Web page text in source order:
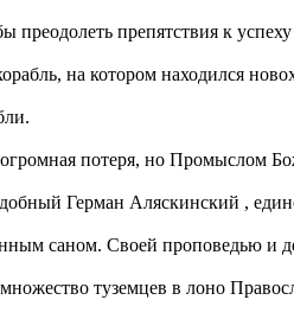
преодолеть препятствия к
на котором находился
потеря, но Промыслом
Герман Аляскинский ,
саном. Своей проповедью и
туземцев в лоно